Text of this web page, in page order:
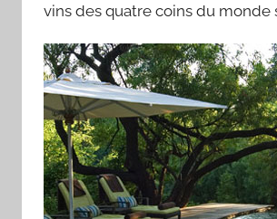
vins des quatre coins du monde